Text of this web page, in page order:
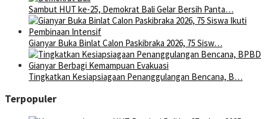
Sambut HUT ke-25, Demokrat Bali Gelar Bersih Panta…
Gianyar Buka Binlat Calon Paskibraka 2026, 75 Sisw…
Tingkatkan Kesiapsiagaan Penanggulangan Bencana, B…
Terpopuler